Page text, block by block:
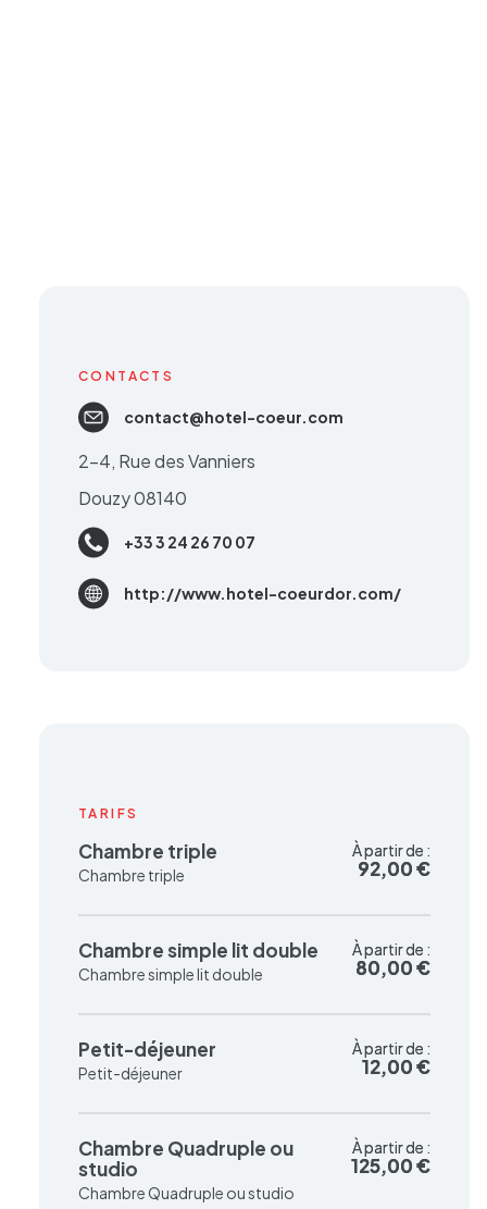
CONTACTS
contact@hotel-coeur.com
2-4, Rue des Vanniers
Douzy 08140
+33 3 24 26 70 07
http://www.hotel-coeurdor.com/
TARIFS
Chambre triple
Chambre triple
À partir de :
92,00 €
À partir de :
92,00 €
Chambre simple lit double
Chambre simple lit double
À partir de :
80,00 €
À partir de :
80,00 €
Petit-déjeuner
Petit-déjeuner
À partir de :
12,00 €
À partir de :
12,00 €
Chambre Quadruple ou
studio
Chambre Quadruple ou studio
À partir de :
125,00 €
À partir de :
125,00 €